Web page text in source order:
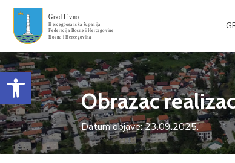
Open toolbar
Obrazac
Datum objave: 23.09.2025.